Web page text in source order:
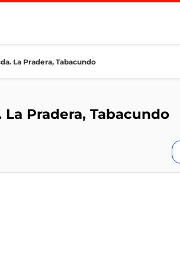
La Pradera, Tabacundo
Pradera, Tabacundo